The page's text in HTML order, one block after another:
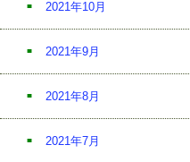
2021年10月
2021年9月
2021年8月
2021年7月